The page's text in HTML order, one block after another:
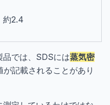
約2.4
品では、SDSには蒸気密
記載されることがあり